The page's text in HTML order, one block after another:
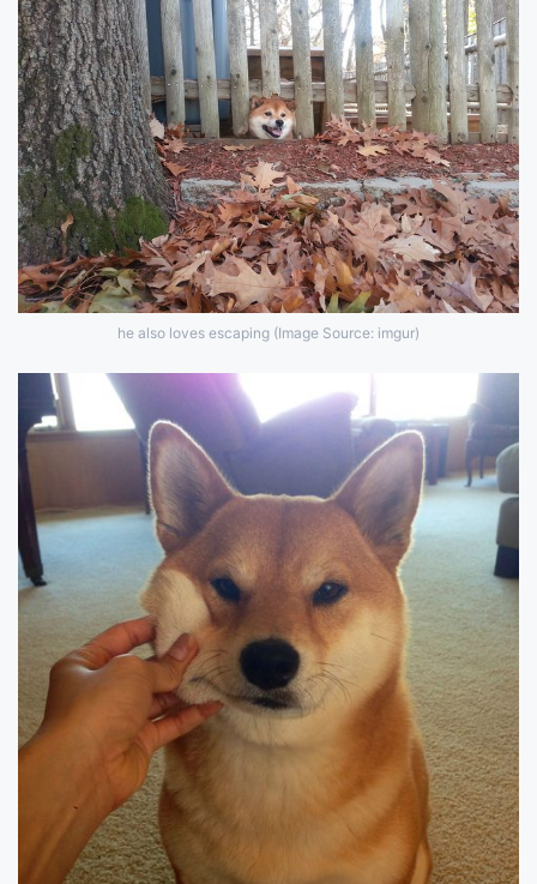
he also loves escaping (Image Source: imgur)